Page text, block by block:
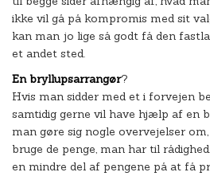
ikke vil gå på kompromis med sit
kan man jo lige så godt få den
et andet sted.
En bryllupsarrangør?
Hvis man sidder med et i forvejen
samtidig gerne vil have hjælp af en
man gøre sig nogle overvejelser
bruge de penge, man har til
en mindre del af pengene på at få